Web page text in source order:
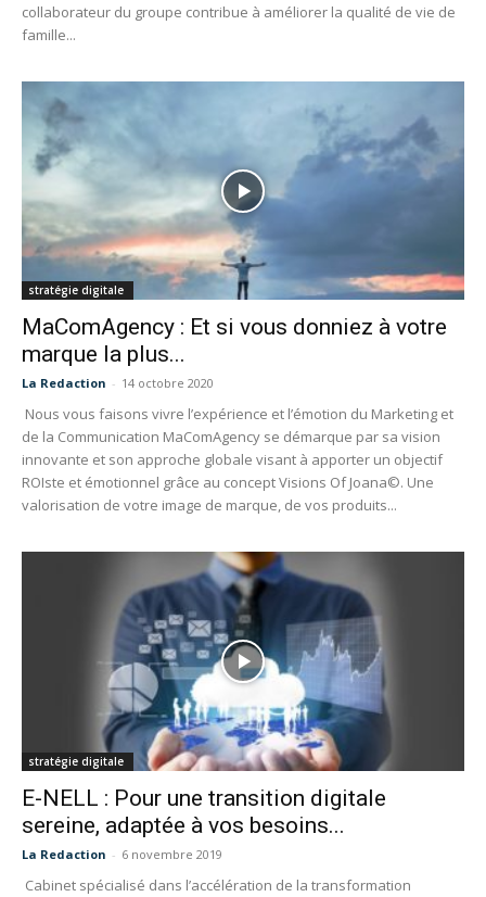
collaborateur du groupe contribue à améliorer la qualité de vie de
famille...
stratégie digitale
MaComAgency : Et si vous donniez à votre
marque la plus...
La Redaction - 14 octobre 2020
Nous vous faisons vivre l’expérience et l’émotion du Marketing et
de la Communication MaComAgency se démarque par sa vision
innovante et son approche globale visant à apporter un objectif
ROIste et émotionnel grâce au concept Visions Of Joana©. Une
valorisation de votre image de marque, de vos produits...
stratégie digitale
E-NELL : Pour une transition digitale
sereine, adaptée à vos besoins...
La Redaction - 6 novembre 2019
Cabinet spécialisé dans l’accélération de la transformation